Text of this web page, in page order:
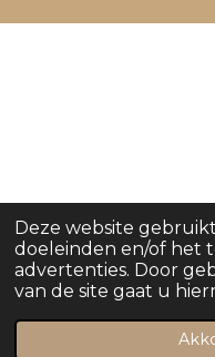
Deze website
doeleinden en/of het
advertenties. Door
van de site gaat u
o